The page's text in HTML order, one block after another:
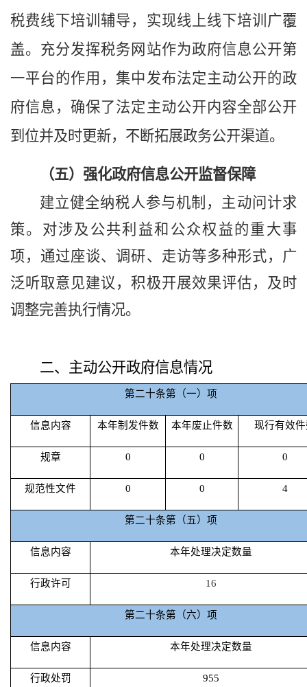
税费线下培训辅导，实现线上线下培训广覆
盖。充分发挥税务网站作为政府信息公开第
一平台的作用，集中发布法定主动公开的政
府信息，确保了法定主动公开内容全部公开
到位并及时更新，不断拓展政务公开渠道。
（五）强化政府信息公开监督保障
建立健全纳税人参与机制，主动问计求
策。对涉及公共利益和公众权益的重大事
项，通过座谈、调研、走访等多种形式，广
泛听取意见建议，积极开展效果评估，及时
调整完善执行情况。
二、主动公开政府信息情况
第二十条第（一）项
信息内容 本年制发件数 本年废止件数 现行有效
规章 0 0 0
规范性文件 0 0 4
第二十条第（五）项
信息内容 本年处理决定数量
行政许可 16
第二十条第（六）项
信息内容 本年处理决定数量
行政处罚 955